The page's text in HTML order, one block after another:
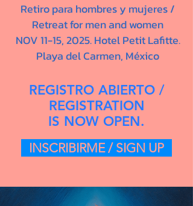
Retiro para hombres y mujeres /
Retreat for men and women
NOV 11-15, 2025. Hotel Petit Lafitte.
Playa del Carmen, México
REGISTRO ABIERTO /
REGISTRATION
IS NOW OPEN.
INSCRIBIRME / SIGN UP